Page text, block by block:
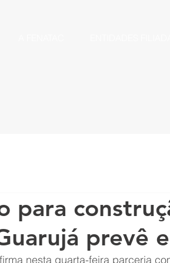
para
prevê
nesta quarta-feira parceria